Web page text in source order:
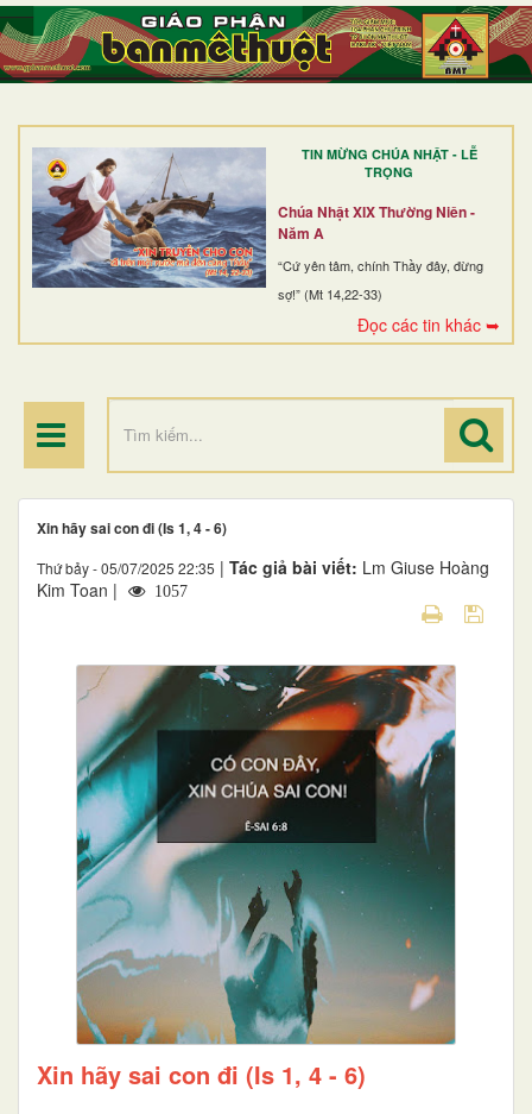
TIN MỪNG CHÚA NHẬT - LỄ
TRỌNG
Chúa Nhật XIX Thường Niên -
Năm A
“Cứ yên tâm, chính Thầy đây, đừng
sợ!” (Mt 14,22-33)
Đọc các tin khác ➥
TRANG NHẤT
GIỚI THIỆU
DÒNG TU
BAN MỤC VỤ
ĐOÀN THỂ CG
ĐIỂM HÀNH HƯƠNG
Xin hãy sai con đi (Is 1, 4 - 6)
Thứ bảy - 05/07/2025 22:35 | Tác giả bài viết: Lm Giuse Hoàng
Kim Toan |
1057
Xin hãy sai con đi (Is 1, 4 - 6)